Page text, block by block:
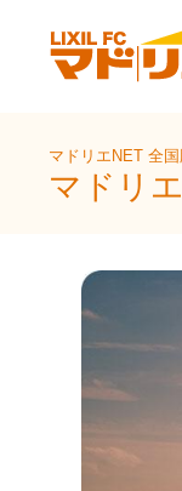
マドリエNET 全
マドリ